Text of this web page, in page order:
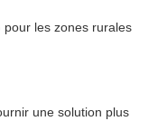
les zones rurales
une solution plus